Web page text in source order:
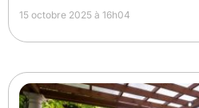
15 octobre 2025 à 16h04